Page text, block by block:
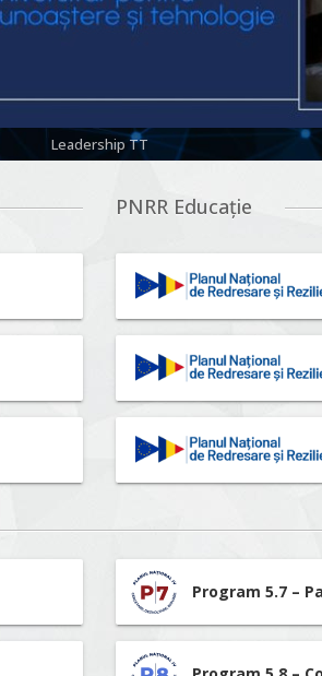
Leadership TT
PNRR Educație
Program 5.7 –